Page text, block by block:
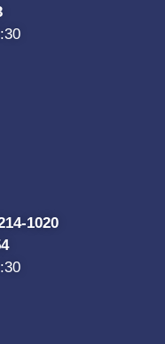
1020